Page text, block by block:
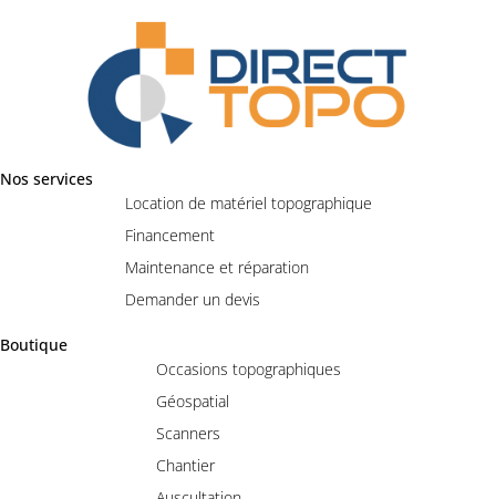
Nos services
Location de matériel topographique
Financement
Maintenance et réparation
Demander un devis
Boutique
Occasions topographiques
Géospatial
Scanners
Chantier